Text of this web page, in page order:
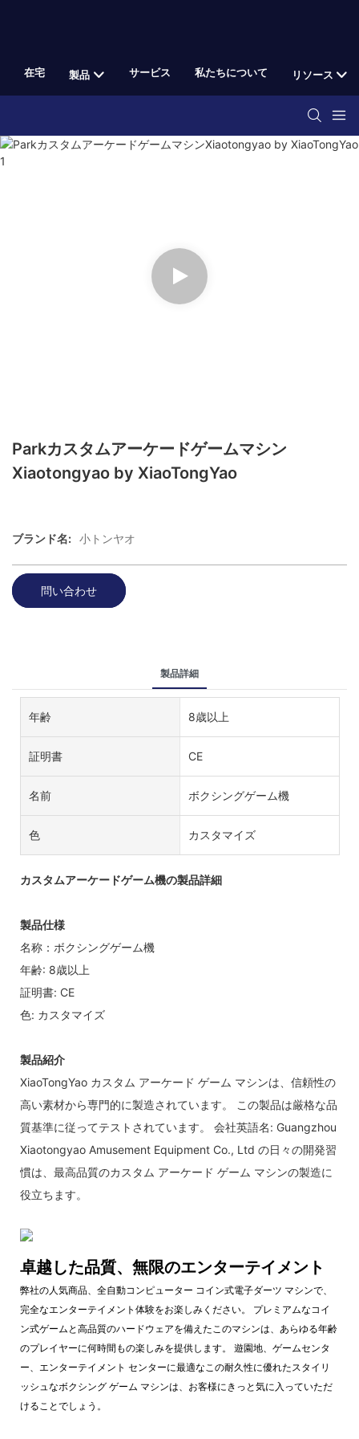
在宅 製品 サービス 私たちについて リソース
Parkカスタムアーケードゲームマシン
Xiaotongyao by XiaoTongYao
ブランド名: 小トンヤオ
問い合わせ
製品詳細
年齢 8歳以上
証明書 CE
名前 ボクシングゲーム機
色 カスタマイズ
カスタムアーケードゲーム機の製品詳細
製品仕様
名称：ボクシングゲーム機
年齢: 8歳以上
証明書: CE
色: カスタマイズ
製品紹介
XiaoTongYao カスタム アーケード ゲーム マシンは、信頼性の
高い素材から専門的に製造されています。 この製品は厳格な品
質基準に従ってテストされています。 会社英語名: Guangzhou
Xiaotongyao Amusement Equipment Co., Ltd の日々の開発習
慣は、最高品質のカスタム アーケード ゲーム マシンの製造に
役立ちます。
卓越した品質、無限のエンターテイメント
弊社の人気商品、全自動コンピューター コイン式電子ダーツ マシンで、
完全なエンターテイメント体験をお楽しみください。 プレミアムなコイ
ン式ゲームと高品質のハードウェアを備えたこのマシンは、あらゆる年齢
のプレイヤーに何時間もの楽しみを提供します。 遊園地、ゲームセンタ
ー、エンターテイメント センターに最適なこの耐久性に優れたスタイリ
ッシュなボクシング ゲーム マシンは、お客様にきっと気に入っていただ
けることでしょう。